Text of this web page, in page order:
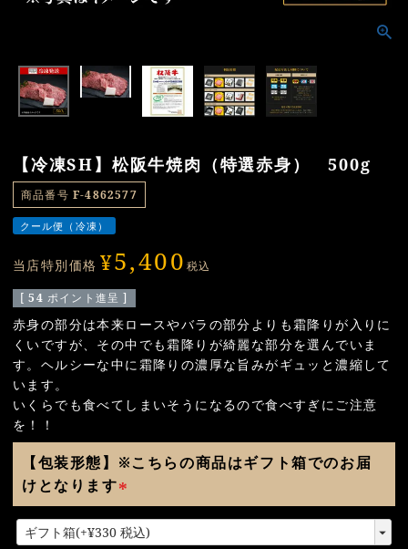
【冷凍SH】松阪牛焼肉（特選赤身） 500g
商品番号 F-4862577
クール便（冷凍）
当店特別価格 ¥5,400 税込
[ 54 ポイント進呈 ]
赤身の部分は本来ロースやバラの部分よりも霜降りが入りに
くいですが、その中でも霜降りが綺麗な部分を選んでいま
す。ヘルシーな中に霜降りの濃厚な旨みがギュッと濃縮して
います。
いくらでも食べてしまいそうになるので食べすぎにご注意
を！！
【包装形態】※こちらの商品はギフト箱でのお届
けとなります
(
必